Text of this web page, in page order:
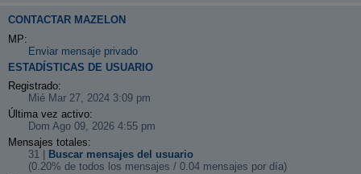
CONTACTAR MAZELON
MP:
Enviar mensaje privado
ESTADÍSTICAS DE USUARIO
Registrado:
Mié Mar 27, 2024 3:09 pm
Última vez activo:
Dom Ago 09, 2026 4:55 pm
Mensajes totales:
31 |
Buscar mensajes del usuario
(0.20% de todos los mensajes / 0.04 mensajes por día)